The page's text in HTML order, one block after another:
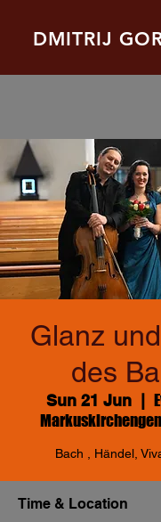
DMITRIJ
Glanz
des
Sun 21 Jun
  |
Bach , Händel,
Time & Location